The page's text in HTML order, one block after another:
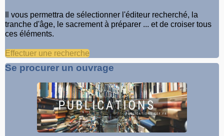
Il vous permettra de sélectionner l'éditeur recherché, la
tranche d'âge, le sacrement à préparer ... et de croiser tous
ces éléments.
Effectuer une recherche
Se procurer un ouvrage